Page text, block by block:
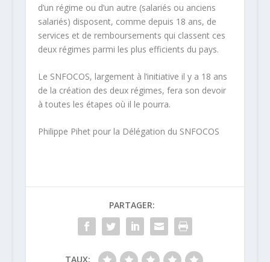
d’un régime ou d’un autre (salariés ou anciens
salariés) disposent, comme depuis 18 ans, de
services et de remboursements qui classent ces
deux régimes parmi les plus efficients du pays.
Le SNFOCOS, largement à l’initiative il y a 18 ans
de la création des deux régimes, fera son devoir
à toutes les étapes où il le pourra.
Philippe Pihetpour la Délégation du SNFOCOS
PARTAGER:
TAUX: